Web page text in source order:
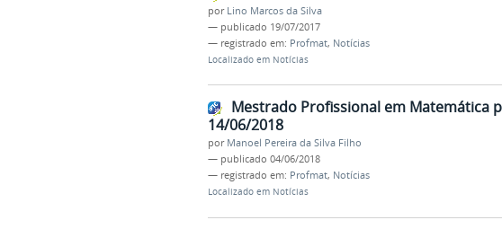
por Lino Marcos da Silva
— publicado 19/07/2017
— registrado em: Profmat, Notícias
Localizado em Notícias
Mestrado Profissional em Matemática
14/06/2018
por Manoel Pereira da Silva Filho
— publicado 04/06/2018
— registrado em: Profmat, Notícias
Localizado em Notícias